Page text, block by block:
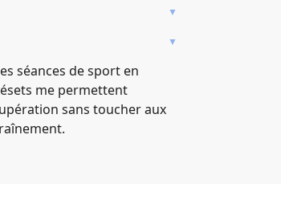
séances de sport en
me permettent
sans toucher aux